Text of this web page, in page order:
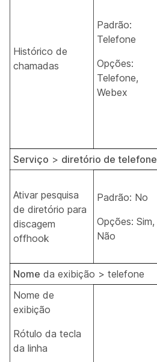
Histórico de
chamadas
Padrão:
Telefone
Opções:
Telefone,
Webex
Serviço > diretório de telefone
Ativar pesquisa
de diretório para
discagem
offhook
Padrão: No
Opções: Sim,
Não
Nome da exibição > telefone
Nome de
exibição
Rótulo da tecla
da linha